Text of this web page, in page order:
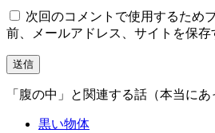
次回のコメントで使用するため
前、メールアドレス、サイトを保存
「腹の中」と関連する話（本当にあ
黒い物体